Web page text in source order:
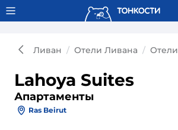
Тонкости используют сookie-файлы.
Ливан Отели Ливана
Lahoya Suites
Апартаменты
Ras Beirut